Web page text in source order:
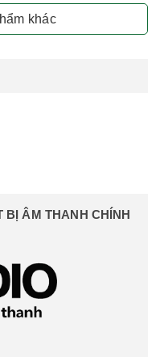
khác
BỊ ÂM THANH CHÍNH